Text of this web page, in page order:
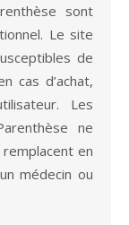
sont
Le site
de
cas d’achat,
Les
ne
en
médecin ou